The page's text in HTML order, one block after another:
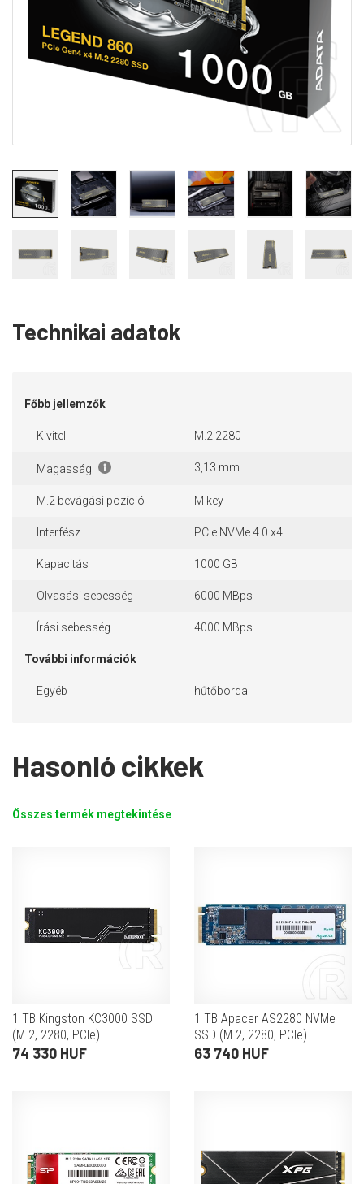
Technikai adatok
Főbb jellemzők
Kivitel M.2 2280
Magasság 3,13 mm
M.2 bevágási pozíció M key
Interfész PCIe NVMe 4.0 x4
Kapacitás 1000 GB
Olvasási sebesség 6000 MBps
Írási sebesség 4000 MBps
További információk
Egyéb hűtőborda
Hasonló cikkek
Összes termék megtekintése
1 TB Kingston KC3000 SSD
(M.2, 2280, PCIe)
74 330 HUF
1 TB Apacer AS2280 NVMe
SSD (M.2, 2280, PCIe)
63 740 HUF